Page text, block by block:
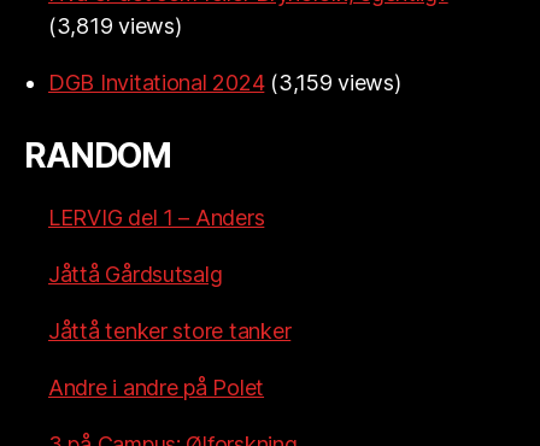
(3,819 views)
DGB Invitational 2024 (3,159 views)
RANDOM
LERVIG del 1 – Anders
Jåttå Gårdsutsalg
Jåttå tenker store tanker
Andre i andre på Polet